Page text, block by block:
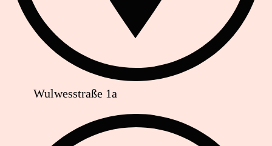
Wulwesstraße 1a